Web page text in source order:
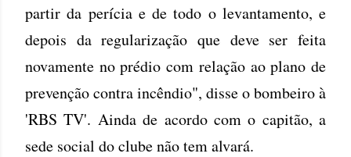
partir da perícia e de todo o levantamento, e
depois da regularização que deve ser feita
novamente no prédio com relação ao plano de
prevenção contra incêndio", disse o bombeiro à
'RBS TV'. Ainda de acordo com o capitão, a
sede social do clube não tem alvará.